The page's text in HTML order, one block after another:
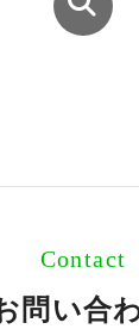
Contact
問い合